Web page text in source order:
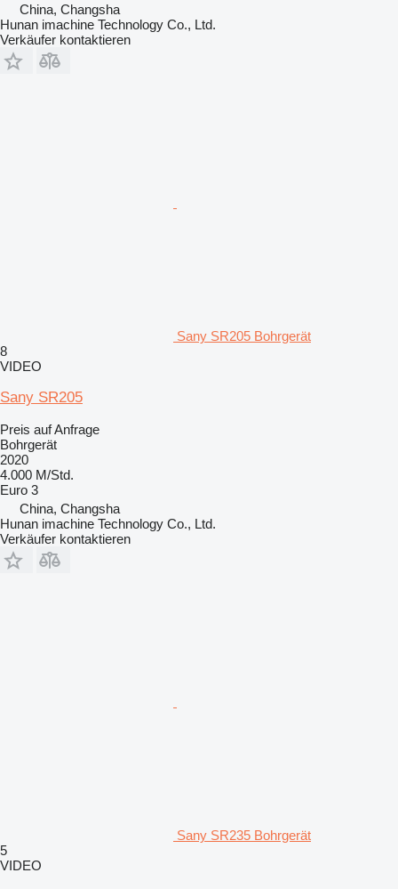
China, Changsha
Hunan imachine Technology Co., Ltd.
Verkäufer kontaktieren
Sany SR205 Bohrgerät
8
VIDEO
Sany SR205
Preis auf Anfrage
Bohrgerät
2020
4.000 M/Std.
Euro 3
China, Changsha
Hunan imachine Technology Co., Ltd.
Verkäufer kontaktieren
Sany SR235 Bohrgerät
5
VIDEO